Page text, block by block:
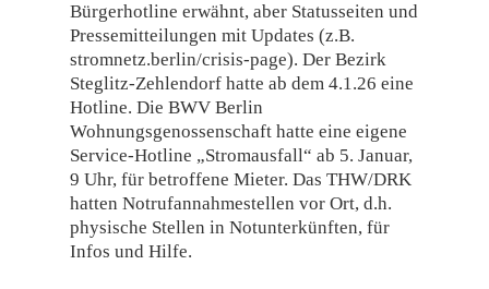
Bürgerhotline erwähnt, aber Statusseiten und
Pressemitteilungen mit Updates (z.B.
stromnetz.berlin/crisis-page). Der Bezirk
Steglitz-Zehlendorf hatte ab dem 4.1.26 eine
Hotline. Die BWV Berlin
Wohnungsgenossenschaft hatte eine eigene
Service-Hotline „Stromausfall“ ab 5. Januar,
9 Uhr, für betroffene Mieter.​ Das THW/DRK
hatten Notrufannahmestellen vor Ort, d.h.
physische Stellen in Notunterkünften, für
Infos und Hilfe.